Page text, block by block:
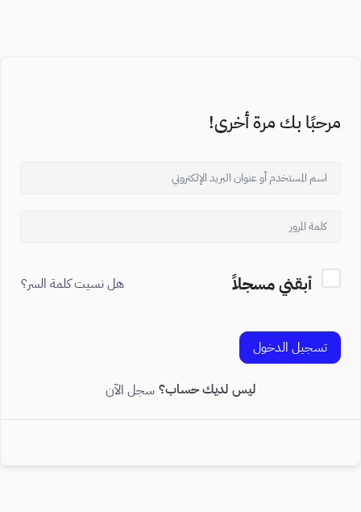
مرحبًا بك مرة أخرى!
أبقني مسجلاً هل نسيت كلمة السر؟
تسجيل الدخول
ليس لديك حساب؟ سجل الآن